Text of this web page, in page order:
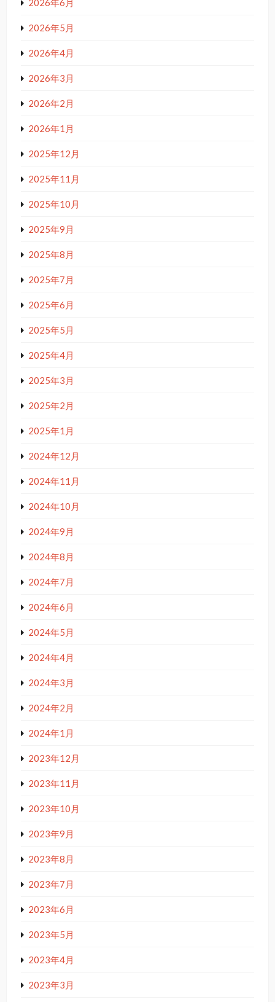
2026年5月
2026年4月
2026年3月
2026年2月
2026年1月
2025年12月
2025年11月
2025年10月
2025年9月
2025年8月
2025年7月
2025年6月
2025年5月
2025年4月
2025年3月
2025年2月
2025年1月
2024年12月
2024年11月
2024年10月
2024年9月
2024年8月
2024年7月
2024年6月
2024年5月
2024年4月
2024年3月
2024年2月
2024年1月
2023年12月
2023年11月
2023年10月
2023年9月
2023年8月
2023年7月
2023年6月
2023年5月
2023年4月
2023年3月